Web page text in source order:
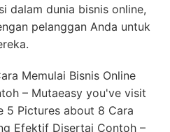
dalam dunia bisnis online,
pelanggan Anda untuk
Memulai Bisnis Online
– Mutaeasy you've visit
5 Pictures about 8 Cara
Efektif Disertai Contoh –